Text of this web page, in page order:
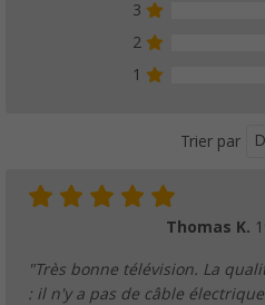
3
2
1
Trier par
Thomas K.
"Très bonne télévision. La
: il n'y a pas de câble